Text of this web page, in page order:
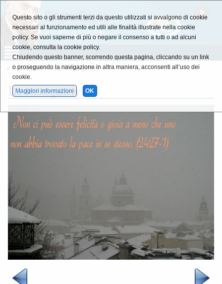
Photogallery » La Photogallery
La Photogallery
Questo sito o gli strumenti terzi da questo utilizzati si avvalgono di cookie
necessari al funzionamento ed utili alle finalità illustrate nella cookie
policy. Se vuoi saperne di più o negare il consenso a tutti o ad alcuni
cookie, consulta la cookie policy.
Chiudendo questo banner, scorrendo questa pagina, cliccando su un link
o proseguendo la navigazione in altra maniera, acconsenti all’uso dei
cookie.
Maggiori informazioni
OK